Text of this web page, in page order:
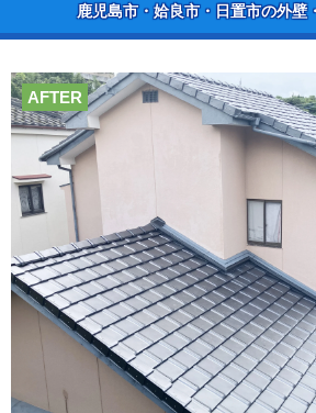
鹿児島市・姶良市・日置市の外壁
AFTER